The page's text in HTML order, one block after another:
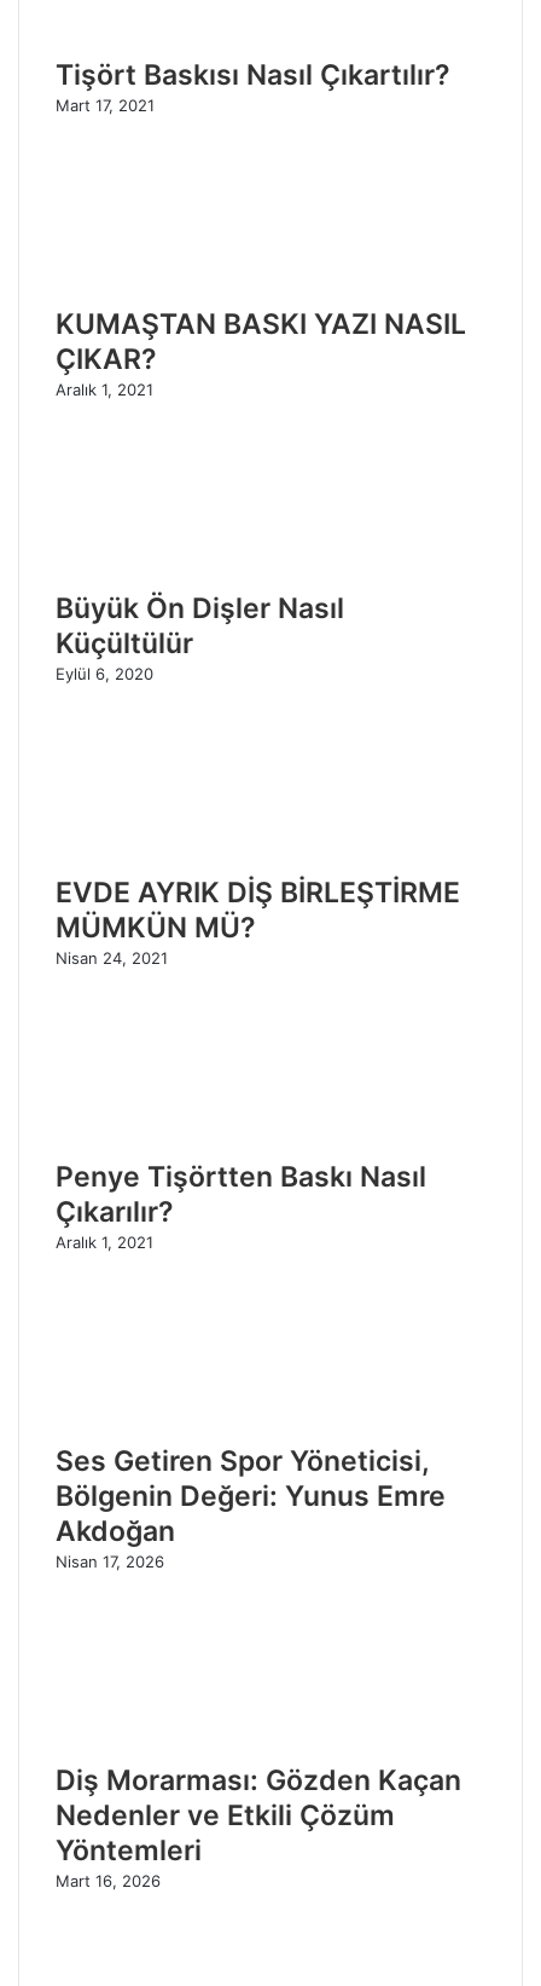
Tişört Baskısı Nasıl Çıkartılır?
Mart 17, 2021
KUMAŞTAN BASKI YAZI NASIL
ÇIKAR?
Aralık 1, 2021
Büyük Ön Dişler Nasıl
Küçültülür
Eylül 6, 2020
EVDE AYRIK DİŞ BİRLEŞTİRME
MÜMKÜN MÜ?
Nisan 24, 2021
Penye Tişörtten Baskı Nasıl
Çıkarılır?
Aralık 1, 2021
Ses Getiren Spor Yöneticisi,
Bölgenin Değeri: Yunus Emre
Akdoğan
Nisan 17, 2026
Diş Morarması: Gözden Kaçan
Nedenler ve Etkili Çözüm
Yöntemleri
Mart 16, 2026